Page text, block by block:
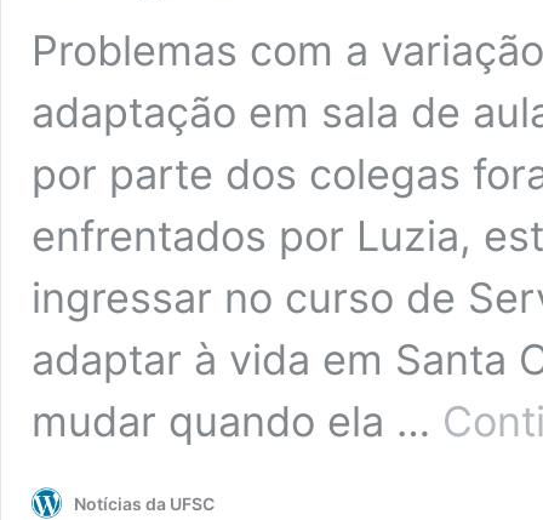
Problemas com a
adaptação em sala de
por parte dos colegas
enfrentados por Luzia,
ingressar no curso de
adaptar à vida em Santa
mudar quando ela …
Notícias da UFSC